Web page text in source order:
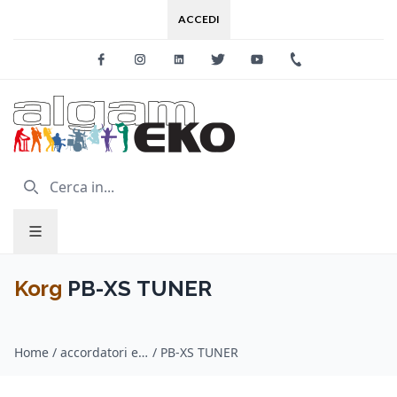
ACCEDI
FacebookInstagramLinkedinTwitter Youtube
Korg PB-XS TUNER
Home / accordatori e metronomi / Korg / PB-XS TUNER